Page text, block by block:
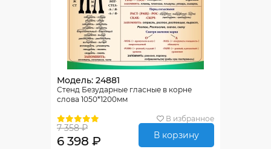
Модель: 24881
Стенд Безударные гласные в корне
слова 1050*1200мм
В избранное
7 358 ₽
6 398 ₽ В корзину